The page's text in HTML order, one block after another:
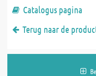
Catalogus pagina
Terug naar de